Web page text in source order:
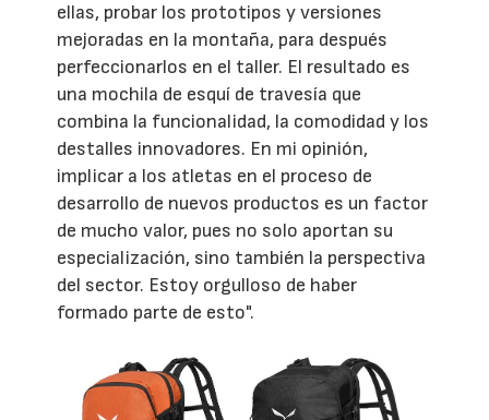
ellas, probar los prototipos y versiones
mejoradas en la montaña, para después
perfeccionarlos en el taller. El resultado es
una mochila de esquí de travesía que
combina la funcionalidad, la comodidad y los
destalles innovadores. En mi opinión,
implicar a los atletas en el proceso de
desarrollo de nuevos productos es un factor
de mucho valor, pues no solo aportan su
especialización, sino también la perspectiva
del sector. Estoy orgulloso de haber
formado parte de esto".